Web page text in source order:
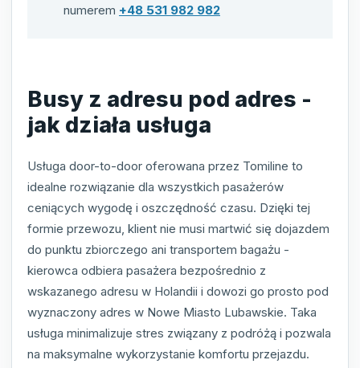
numerem +48 531 982 982
Busy z adresu pod adres -
jak działa usługa
Usługa door-to-door oferowana przez Tomiline to
idealne rozwiązanie dla wszystkich pasażerów
ceniących wygodę i oszczędność czasu. Dzięki tej
formie przewozu, klient nie musi martwić się dojazdem
do punktu zbiorczego ani transportem bagażu -
kierowca odbiera pasażera bezpośrednio z
wskazanego adresu w Holandii i dowozi go prosto pod
wyznaczony adres w Nowe Miasto Lubawskie. Taka
usługa minimalizuje stres związany z podróżą i pozwala
na maksymalne wykorzystanie komfortu przejazdu.